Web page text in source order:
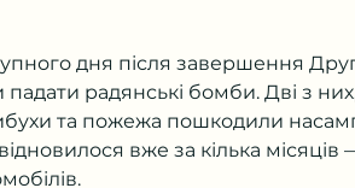
дня після завершення
радянські бомби. Дві з
та пожежа пошкодили
вже за кілька